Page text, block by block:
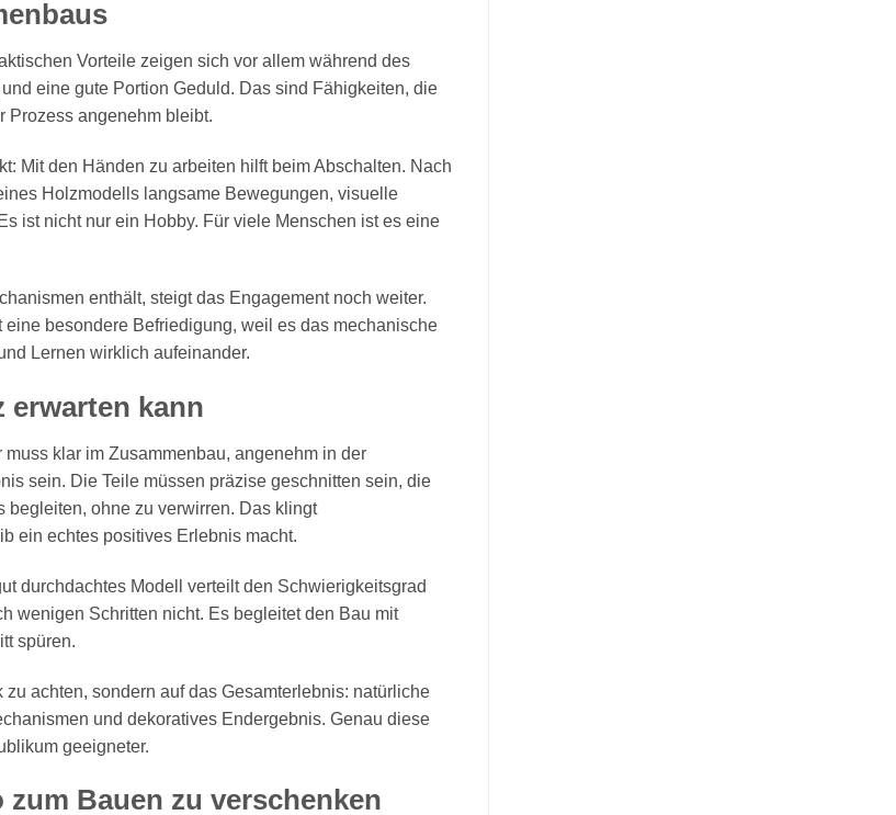
Vorteile zeigen sich vor allem während des
eine gute Portion Geduld. Das sind Fähigkeiten, die
Prozess angenehm bleibt.
Mit den Händen zu arbeiten hilft beim Abschalten. Nach
Holzmodells langsame Bewegungen, visuelle
ist nicht nur ein Hobby. Für viele Menschen ist es eine
enthält, steigt das Engagement noch weiter.
besondere Befriedigung, weil es das mechanische
Lernen wirklich aufeinander.
erwarten kann
klar im Zusammenbau, angenehm in der
sein. Die Teile müssen präzise geschnitten sein, die
begleiten, ohne zu verwirren. Das klingt
ein echtes positives Erlebnis macht.
durchdachtes Modell verteilt den Schwierigkeitsgrad
wenigen Schritten nicht. Es begleitet den Bau mit
spüren.
achten, sondern auf das Gesamterlebnis: natürliche
und dekoratives Endergebnis. Genau diese
geeigneter.
Bauen zu verschenken